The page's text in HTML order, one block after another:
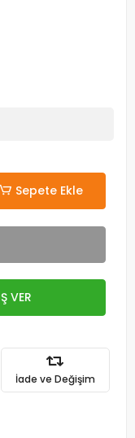
Sepete Ekle
VER
İade ve Değişim